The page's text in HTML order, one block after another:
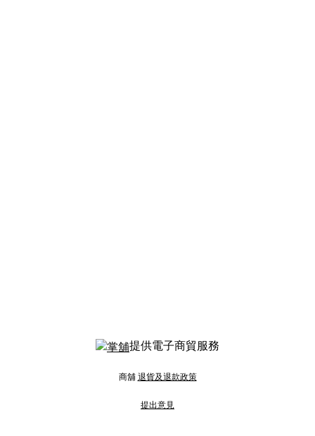
提供電子商貿服務
商舖 退貨及退款政策
提出意見